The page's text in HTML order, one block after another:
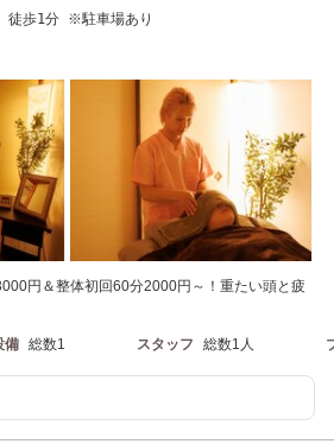
徒歩1分 ※駐車場あり
円＆整体初回60分2000円～！重たい頭と疲
備 総数1 スタッフ 総数1人